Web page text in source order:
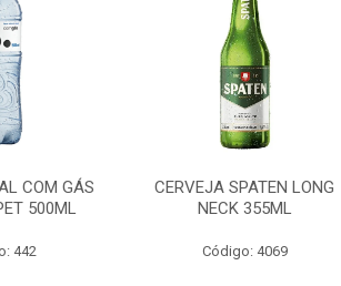
COM GÁS
500ML
442
CERVEJA SPATEN LONG
NECK 355ML
Código: 4069